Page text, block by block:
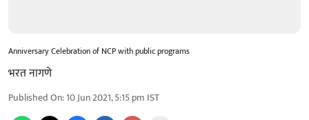
Anniversary Celebration of NCP with public programs
भरत नागणे
Published On:10 Jun 2021, 5:15 pm IST